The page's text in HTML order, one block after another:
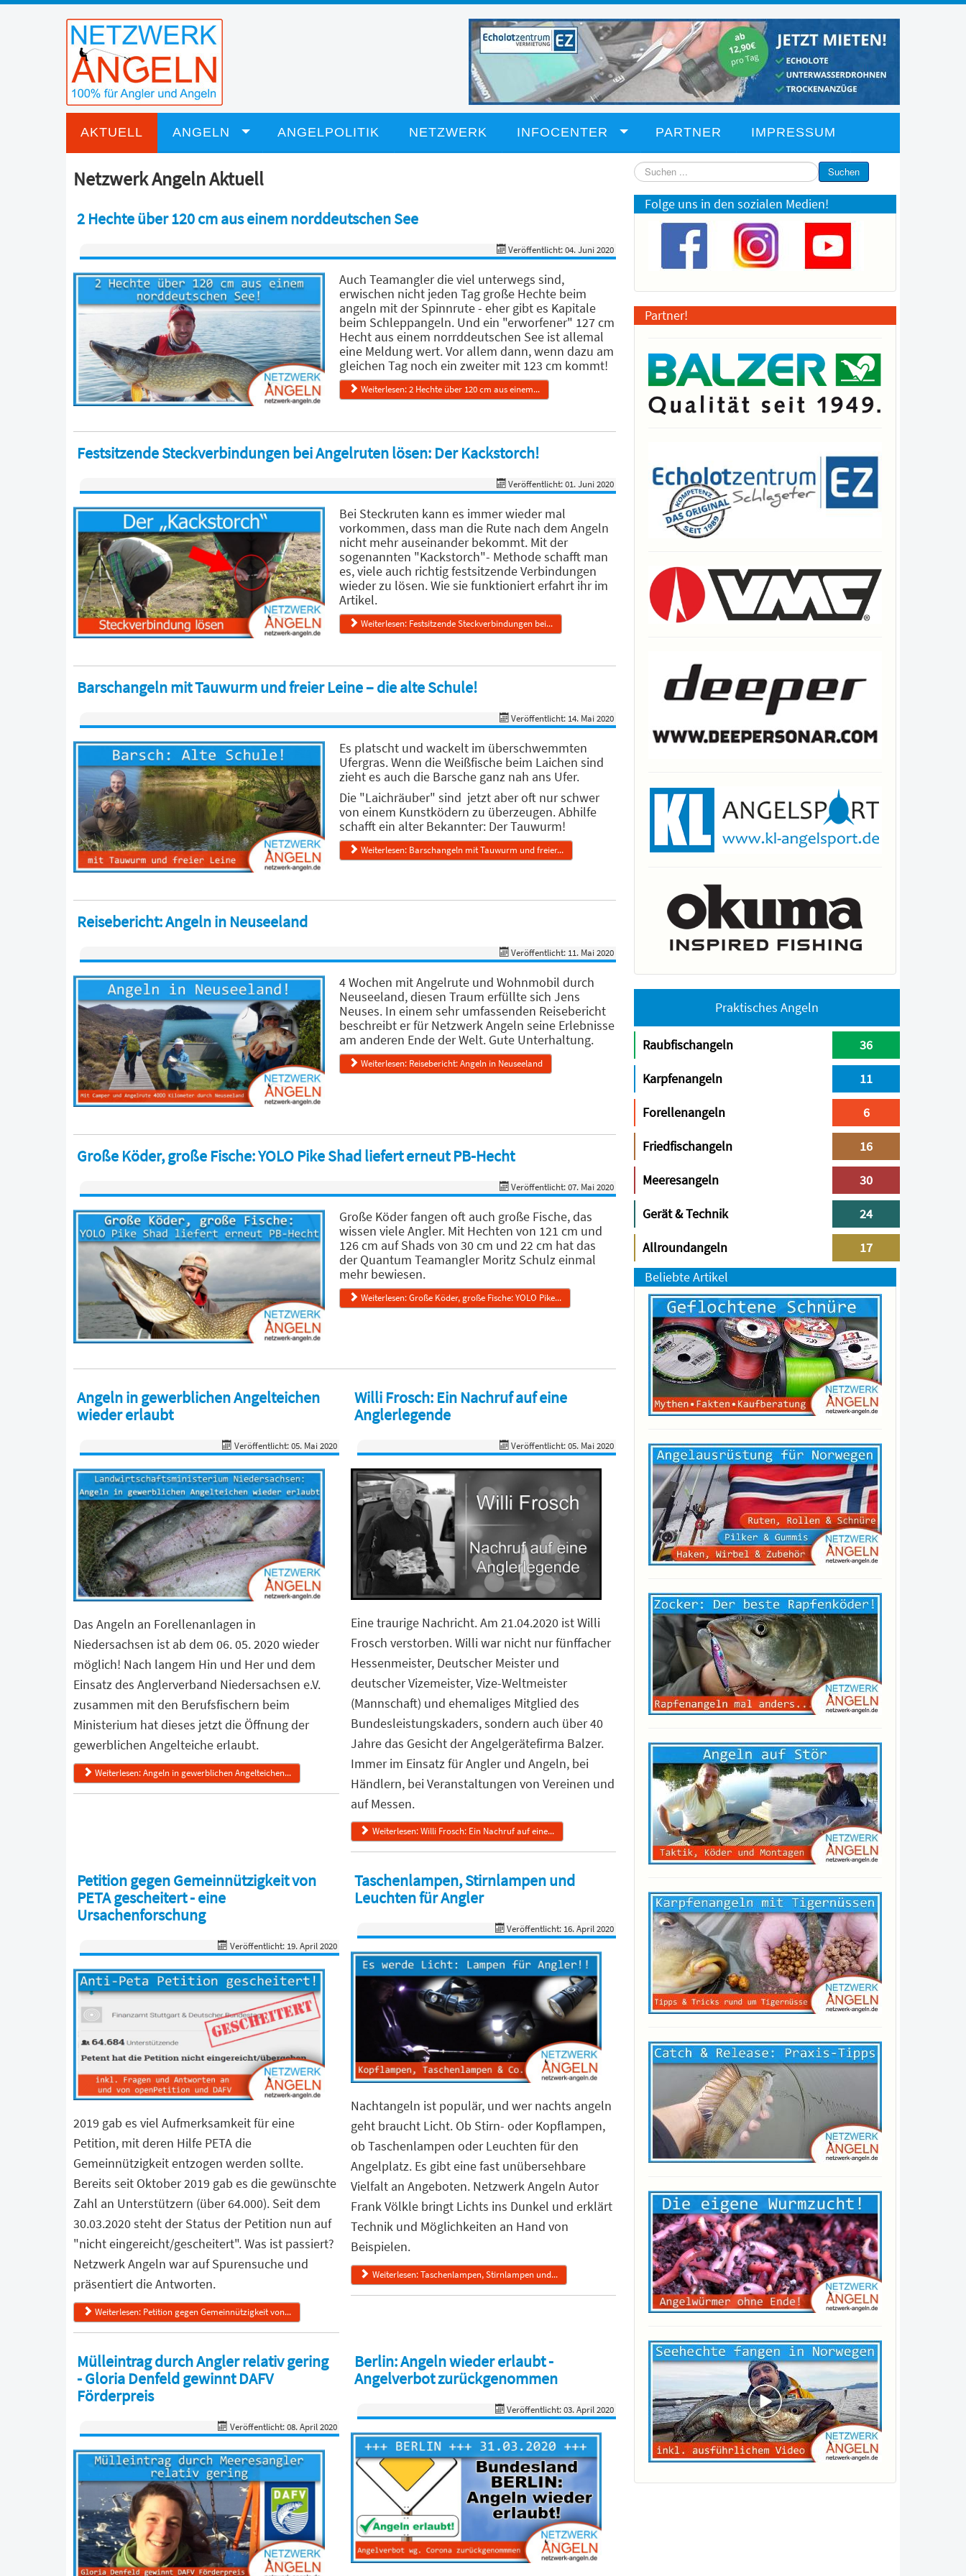
AKTUELL ANGELN ANGELPOLITIK NETZWERK INFOCENTER PARTNER IMPRESSUM
Netzwerk Angeln Aktuell
2 Hechte über 120 cm aus einem norddeutschen See
Veröffentlicht: 04. Juni 2020
Auch Teamangler die viel unterwegs sind,
erwischen nicht jeden Tag große Hechte beim
angeln mit der Spinnrute - eher gibt es Kapitale
beim Schleppangeln. Und ein "erworfener" 127 cm
Hecht aus einem norrddeutschen See ist allemal
eine Meldung wert. Vor allem dann, wenn dazu am
gleichen Tag noch ein zweiter mit 123 cm kommt!
Weiterlesen: 2 Hechte über 120 cm aus einem...
Festsitzende Steckverbindungen bei Angelruten lösen: Der Kackstorch!
Veröffentlicht: 01. Juni 2020
Bei Steckruten kann es immer wieder mal
vorkommen, dass man die Rute nach dem Angeln
nicht mehr auseinander bekommt. Mit der
sogenannten "Kackstorch"- Methode schafft man
es, viele auch richtig festsitzende Verbindungen
wieder zu lösen. Wie sie funktioniert erfahrt ihr im
Artikel.
Weiterlesen: Festsitzende Steckverbindungen bei...
Barschangeln mit Tauwurm und freier Leine – die alte Schule!
Veröffentlicht: 14. Mai 2020
Es platscht und wackelt im überschwemmten
Ufergras. Wenn die Weißfische beim Laichen sind
zieht es auch die Barsche ganz nah ans Ufer.
Die "Laichräuber" sind jetzt aber oft nur schwer
von einem Kunstködern zu überzeugen. Abhilfe
schafft ein alter Bekannter: Der Tauwurm!
Weiterlesen: Barschangeln mit Tauwurm und freier...
Reisebericht: Angeln in Neuseeland
Veröffentlicht: 11. Mai 2020
4 Wochen mit Angelrute und Wohnmobil durch
Neuseeland, diesen Traum erfüllte sich Jens
Neuses. In einem sehr umfassenden Reisebericht
beschreibt er für Netzwerk Angeln seine Erlebnisse
am anderen Ende der Welt. Gute Unterhaltung.
Weiterlesen: Reisebericht: Angeln in Neuseeland
Große Köder, große Fische: YOLO Pike Shad liefert erneut PB-Hecht
Veröffentlicht: 07. Mai 2020
Große Köder fangen oft auch große Fische, das
wissen viele Angler. Mit Hechten von 121 cm und
126 cm auf Shads von 30 cm und 22 cm hat das
der Quantum Teamangler Moritz Schulz einmal
mehr bewiesen.
Weiterlesen: Große Köder, große Fische: YOLO Pike...
Angeln in gewerblichen Angelteichen
wieder erlaubt
Veröffentlicht: 05. Mai 2020
Das Angeln an Forellenanlagen in
Niedersachsen ist ab dem 06. 05. 2020 wieder
möglich! Nach langem Hin und Her und dem
Einsatz des Anglerverband Niedersachsen e.V.
zusammen mit den Berufsfischern beim
Ministerium hat dieses jetzt die Öffnung der
gewerblichen Angelteiche erlaubt.
Weiterlesen: Angeln in gewerblichen Angelteichen...
Willi Frosch: Ein Nachruf auf eine
Anglerlegende
Veröffentlicht: 05. Mai 2020
Eine traurige Nachricht. Am 21.04.2020 ist Willi
Frosch verstorben. Willi war nicht nur fünffacher
Hessenmeister, Deutscher Meister und
deutscher Vizemeister, Vize-Weltmeister
(Mannschaft) und ehemaliges Mitglied des
Bundesleistungskaders, sondern auch über 40
Jahre das Gesicht der Angelgerätefirma Balzer.
Immer im Einsatz für Angler und Angeln, bei
Händlern, bei Veranstaltungen von Vereinen und
auf Messen.
Weiterlesen: Willi Frosch: Ein Nachruf auf eine...
Petition gegen Gemeinnützigkeit von
PETA gescheitert - eine
Ursachenforschung
Veröffentlicht: 19. April 2020
2019 gab es viel Aufmerksamkeit für eine
Petition, mit deren Hilfe PETA die
Gemeinnützigkeit entzogen werden sollte.
Bereits seit Oktober 2019 gab es die gewünschte
Zahl an Unterstützern (über 64.000). Seit dem
30.03.2020 steht der Status der Petition nun auf
"nicht eingereicht/gescheitert". Was ist passiert?
Netzwerk Angeln war auf Spurensuche und
präsentiert die Antworten.
Weiterlesen: Petition gegen Gemeinnützigkeit von...
Taschenlampen, Stirnlampen und
Leuchten für Angler
Veröffentlicht: 16. April 2020
Nachtangeln ist populär, und wer nachts angeln
geht braucht Licht. Ob Stirn- oder Kopflampen,
ob Taschenlampen oder Leuchten für den
Angelplatz. Es gibt eine fast unübersehbare
Vielfalt an Angeboten. Netzwerk Angeln Autor
Frank Völkle bringt Lichts ins Dunkel und erklärt
Technik und Möglichkeiten an Hand von
Beispielen.
Weiterlesen: Taschenlampen, Stirnlampen und...
Mülleintrag durch Angler relativ gering
- Gloria Denfeld gewinnt DAFV
Förderpreis
Veröffentlicht: 08. April 2020
Berlin: Angeln wieder erlaubt -
Angelverbot zurückgenommen
Veröffentlicht: 03. April 2020
Suchen
...
Suchen
Folge uns in den sozialen Medien!
Partner!
Praktisches Angeln
Raubfischangeln 36
Karpfenangeln 11
Forellenangeln 6
Friedfischangeln 16
Meeresangeln 30
Gerät & Technik 24
Allroundangeln
17
Beliebte Artikel